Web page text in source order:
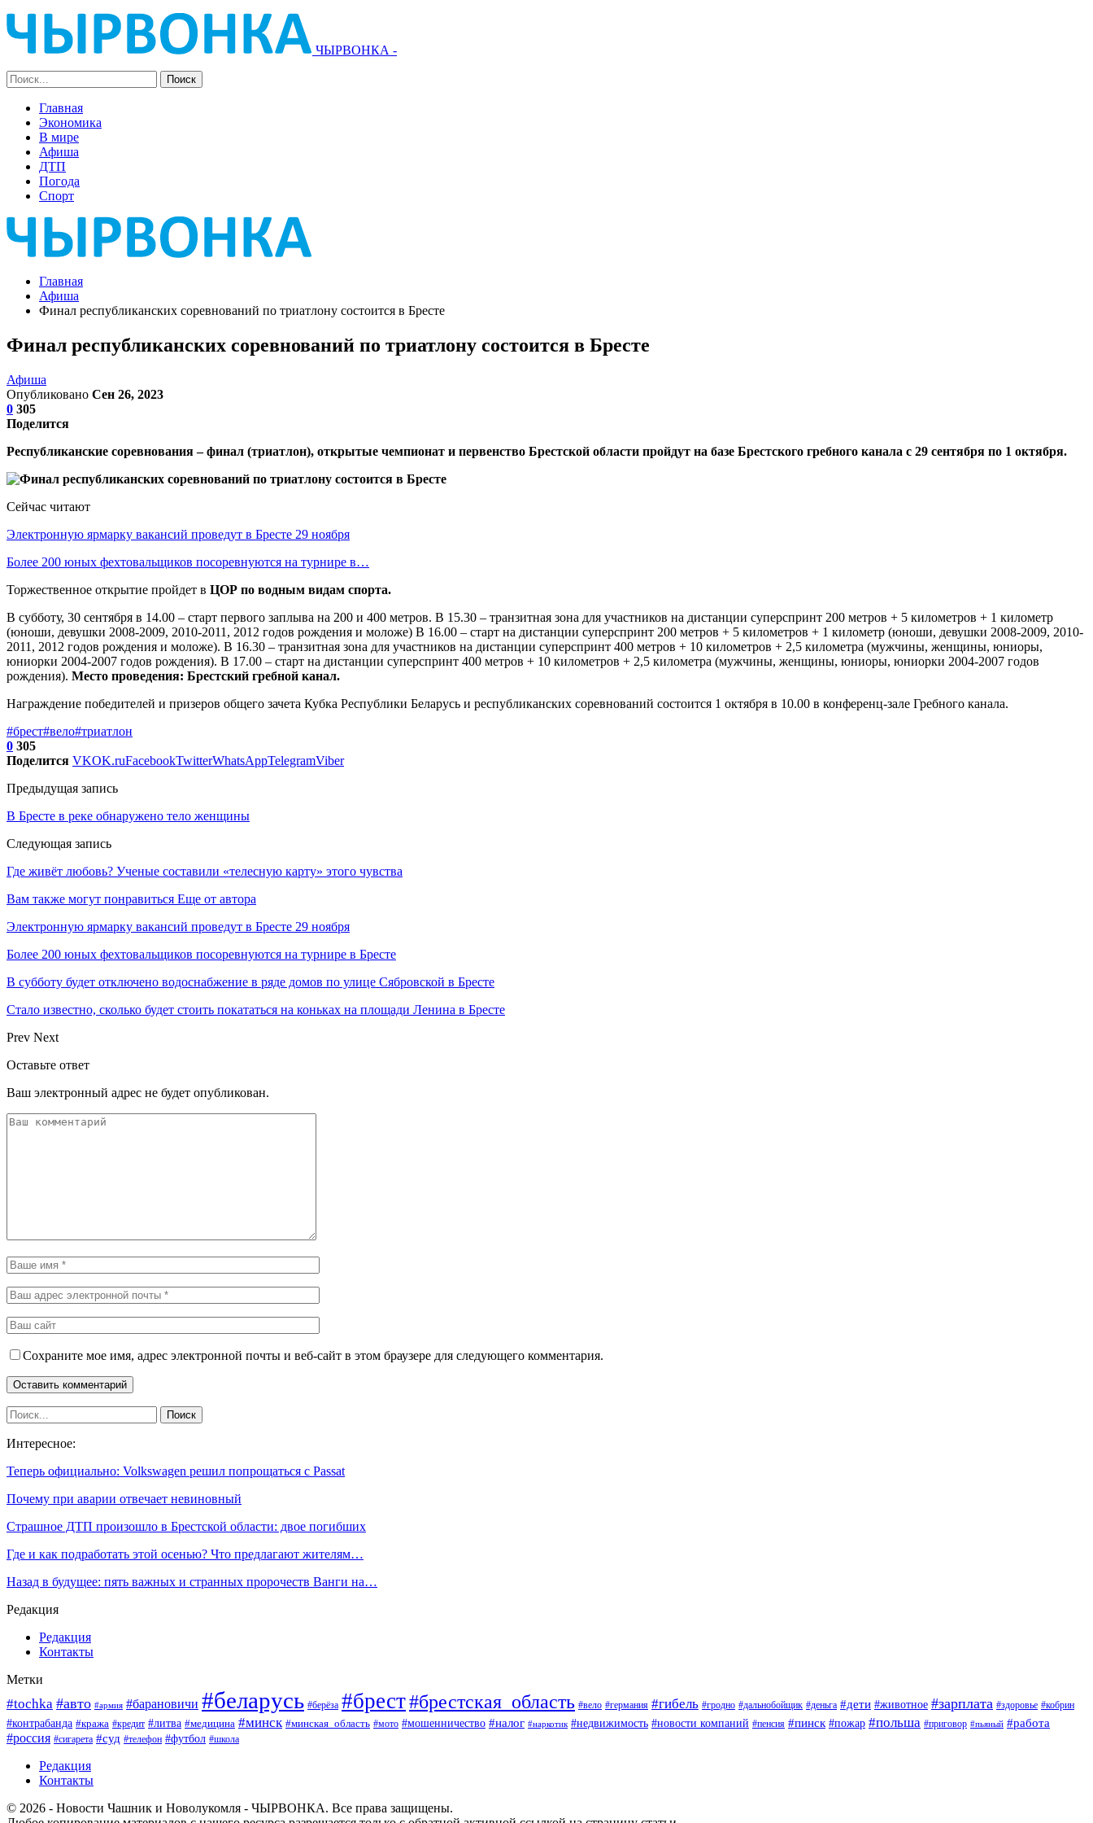
ЧЫРВОНКА -
Главная
Экономика
В мире
Афиша
ДТП
Погода
Спорт
Главная
Афиша
Финал республиканских соревнований по триатлону состоится в Бресте
Финал республиканских соревнований по триатлону состоится в Бресте
Афиша
Опубликовано Сен 26, 2023
0 305
Поделится
Республиканские соревнования – финал (триатлон), открытые чемпионат и первенство Брестской области пройдут на базе Брестского гребного канала с 29 сентября по 1 октября.
Сейчас читают
Электронную ярмарку вакансий проведут в Бресте 29 ноября
Более 200 юных фехтовальщиков посоревнуются на турнире в…
Торжественное открытие пройдет в ЦОР по водным видам спорта.
В субботу, 30 сентября в 14.00 – старт первого заплыва на 200 и 400 метров. В 15.30 – транзитная зона для участников на дистанции суперспринт 200 метров + 5 километров + 1 километр
(юноши, девушки 2008-2009, 2010-2011, 2012 годов рождения и моложе) В 16.00 – старт на дистанции суперспринт 200 метров + 5 километров + 1 километр (юноши, девушки 2008-2009, 2010-
2011, 2012 годов рождения и моложе). В 16.30 – транзитная зона для участников на дистанции суперспринт 400 метров + 10 километров + 2,5 километра (мужчины, женщины, юниоры,
юниорки 2004-2007 годов рождения). В 17.00 – старт на дистанции суперспринт 400 метров + 10 километров + 2,5 километра (мужчины, женщины, юниоры, юниорки 2004-2007 годов
рождения). Место проведения: Брестский гребной канал.
Награждение победителей и призеров общего зачета Кубка Республики Беларусь и республиканских соревнований состоится 1 октября в 10.00 в конференц-зале Гребного канала.
#брест#вело#триатлон
0 305
Поделится VKOK.ruFacebookTwitterWhatsAppTelegramViber
Предыдущая запись
В Бресте в реке обнаружено тело женщины
Следующая запись
Где живёт любовь? Ученые составили «телесную карту» этого чувства
Вам также могут понравиться Еще от автора
Электронную ярмарку вакансий проведут в Бресте 29 ноября
Более 200 юных фехтовальщиков посоревнуются на турнире в Бресте
В субботу будет отключено водоснабжение в ряде домов по улице Сябровской в Бресте
Стало известно, сколько будет стоить покататься на коньках на площади Ленина в Бресте
Prev Next
Оставьте ответ
Ваш электронный адрес не будет опубликован.
Сохраните мое имя, адрес электронной почты и веб-сайт в этом браузере для следующего комментария.
Интересное:
Теперь официально: Volkswagen решил попрощаться с Passat
Почему при аварии отвечает невиновный
Страшное ДТП произошло в Брестской области: двое погибших
Где и как подработать этой осенью? Что предлагают жителям…
Назад в будущее: пять важных и странных пророчеств Ванги на…
Редакция
Редакция
Контакты
Метки
#tochka #авто #армия #барановичи #беларусь #берёза #брест#брестская_область #вело #германия #гибель #гродно #дальнобойщик #деньга #дети #животное #зарплата #здоровье #кобрин
#контрабанда #кража #кредит #литва #медицина #минск #минская_область #мото #мошенничество #налог #наркотик #недвижимость #новости компаний #пенсия #пинск #пожар #польша #приговор #пьяный #работа
#россия #сигарета #суд #телефон #футбол #школа
Редакция
Контакты
© 2026 - Новости Чашник и Новолукомля - ЧЫРВОНКА. Все права защищены.